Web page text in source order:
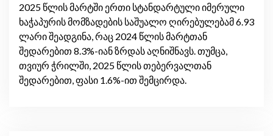
2025 წლის მარტში ერთი სტანდარტული იმერული
ხაჭაპურის მომზადების საშუალო ღირებულებამ 6.93
ლარი შეადგინა, რაც 2024 წლის მარტთან
შედარებით 8.3%-იან ზრდას აღნიშნავს. თუმცა,
თვიურ ჭრილში, 2025 წლის თებერვალთან
შედარებით, ფასი 1.6%-ით შემცირდა.